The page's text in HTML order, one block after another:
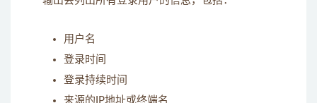
用户名
登录时间
登录持续时间
来源的IP地址或终端名